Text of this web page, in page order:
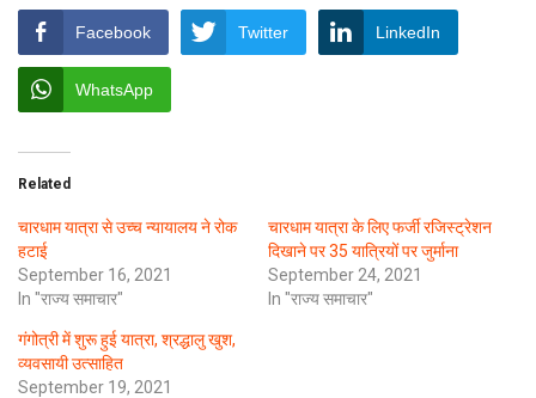
Facebook Twitter LinkedIn
WhatsApp
Related
चारधाम यात्रा से उच्च न्यायालय ने रोक
हटाई
September 16, 2021
In "राज्य समाचार"
चारधाम यात्रा के लिए फर्जी रजिस्ट्रेशन
दिखाने पर 35 यात्रियों पर जुर्माना
September 24, 2021
In "राज्य समाचार"
गंगोत्री में शुरू हुई यात्रा, श्रद्धालु खुश,
व्यवसायी उत्साहित
September 19, 2021